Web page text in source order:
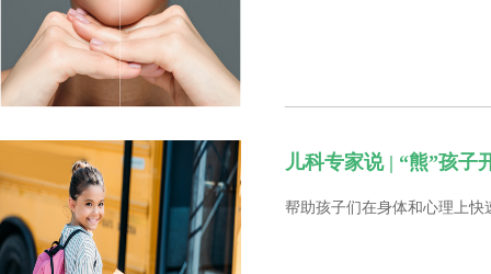
儿科专家说 | “熊”孩子
帮助孩子们在身体和心理上快